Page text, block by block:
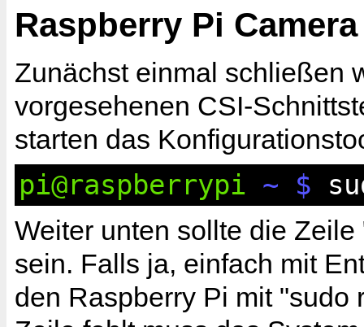
Raspberry Pi
Zunächst einmal schließen
vorgesehenen CSI-
starten das
pi@raspberrypi ~ $
Weiter unten sollte die
sein. Falls ja, einfach mit
den Raspberry Pi mit "sudo